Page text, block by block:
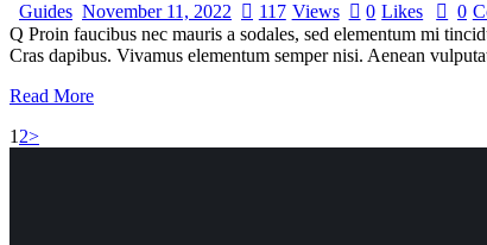
Guides November 11, 2022 117 Views 0 Likes 0
Q Proin faucibus nec mauris a sodales, sed elementum mi
Cras dapibus. Vivamus elementum semper nisi. Aenean
Read More
Posts
Page
1 Page
2>